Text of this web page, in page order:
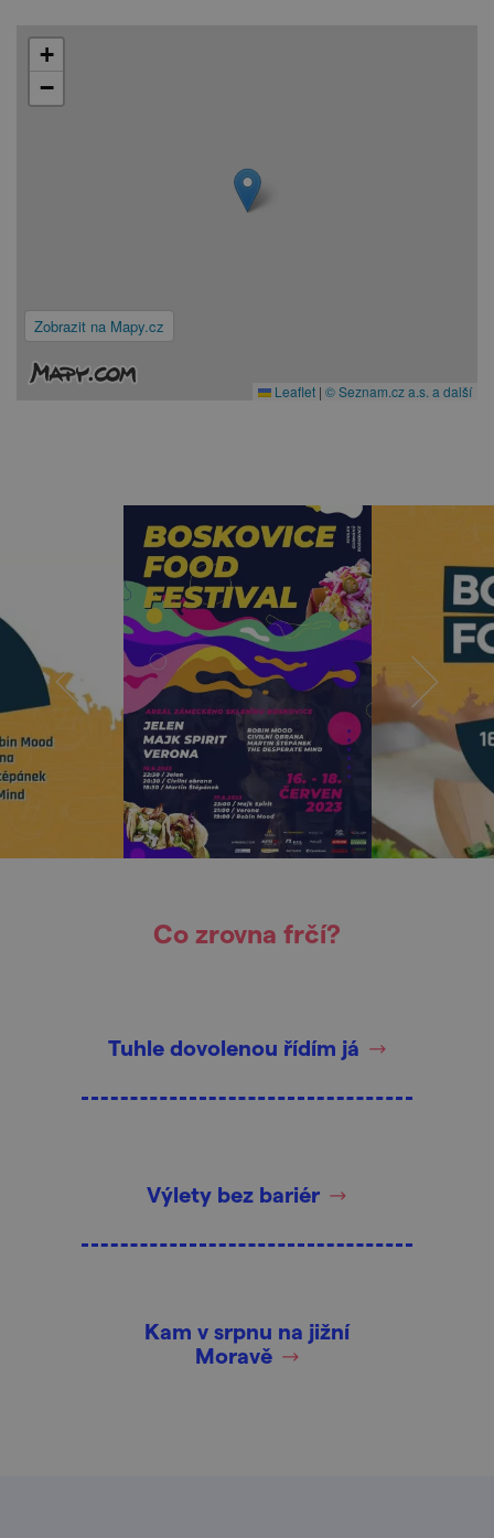
Zobrazit na Mapy.cz
+
−
Leaflet | © Seznam.cz a.s. a další
Co zrovna frčí?
Tuhle dovolenou řídím já
Výlety bez bariér
Kam v srpnu na jižní
Moravě